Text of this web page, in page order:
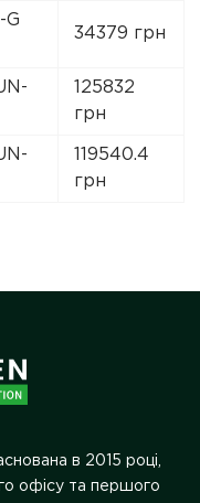
G
34379 грн
125832
грн
119540.4
грн
в 2015 році,
офісу та першого